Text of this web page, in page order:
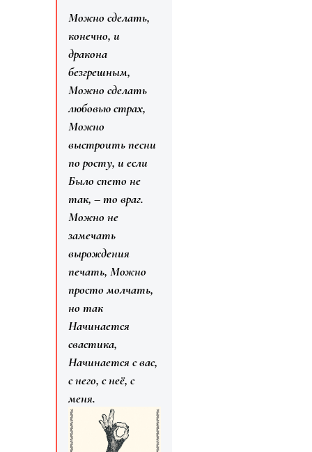
Можно сделать,
конечно, и
дракона
безгрешным,
Можно сделать
любовью страх,
Можно
выстроить песни
по росту, и если
Было спето не
так, – то враг.
Можно не
замечать
вырождения
печать, Можно
просто молчать,
но так
Начинается
свастика,
Начинается с вас,
с него, с неё, с
меня.